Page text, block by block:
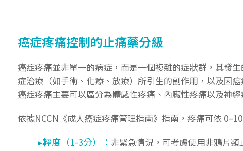
癌症疼痛控制的止痛藥分級
癌症疼痛並非單一的病症，而是一個複雜的症狀群，其發
症治療（如手術、化療、放療）所引生的副作用，以及因
癌症疼痛主要可以區分為體感性疼痛、內臟性疼痛以及神經
依據NCCN《成人癌症疼痛管理指南》指南，疼痛可依0–10
▸輕度（1-3分）： 非緊急情況，可考慮使用非鴉片類